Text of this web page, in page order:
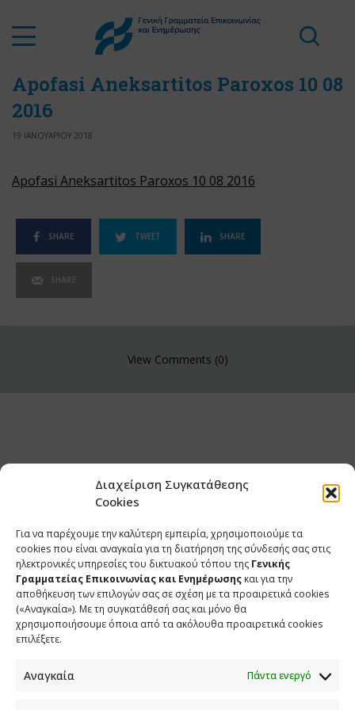
Διαχείριση Συγκατάθεσης
Cookies
Για να παρέχουμε την καλύτερη εμπειρία, χρησιμοποιούμε τα
cookies που είναι αναγκαία για τη διατήρηση της σύνδεσής σας στις
ηλεκτρονικές υπηρεσίες του δικτυακού τόπου της Γενικής
Γραμματείας Επικοινωνίας και Ενημέρωσης και για την
αποθήκευση των επιλογών σας σε σχέση με τα προαιρετικά cookies
(«Αναγκαία»). Με τη συγκατάθεσή σας και μόνο θα
χρησιμοποιήσουμε όποια από τα ακόλουθα προαιρετικά cookies
επιλέξετε.
Αναγκαία Πάντα ενεργό
Apofasi Aneksartitos Paroxos 10 08
2016
19 ΙΑΝΟΥΑΡΙΟΥ 2018
Apofasi Aneksartitos Paroxos 10 08 2016
SHARE TWEET SHARE
SHARE
View Comments (0)
ΕΠΙΚΟΙΝΩΝΙΑ
Φραγκούδη 11 & Αλεξάνδρου Πάντου